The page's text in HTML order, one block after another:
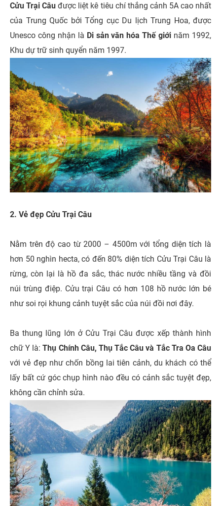
Cửu Trại Câu được liệt kê tiêu chí thắng cảnh 5A cao nhất
của Trung Quốc bởi Tổng cục Du lịch Trung Hoa, được
Unesco công nhận là Di sản văn hóa Thế giới năm 1992,
Khu dự trữ sinh quyển năm 1997.
2. Vẻ đẹp Cửu Trại Câu
Nằm trên độ cao từ 2000 – 4500m với tổng diện tích là
hơn 50 nghìn hecta, có đến 80% diện tích Cửu Trại Câu là
rừng, còn lại là hồ đa sắc, thác nước nhiều tầng và đồi
núi trùng điệp. Cửu trại Câu có hơn 108 hồ nước lớn bé
như soi rọi khung cảnh tuyệt sắc của núi đồi nơi đây.
Ba thung lũng lớn ở Cửu Trại Câu được xếp thành hình
chữ Y là:Thụ Chính Câu, Thụ Tắc Câu và Tắc Tra Oa Câu
với vẻ đẹp như chốn bồng lai tiên cảnh, du khách có thể
lấy bất cứ góc chụp hình nào đều có cảnh sắc tuyệt đẹp,
không cần chỉnh sửa.